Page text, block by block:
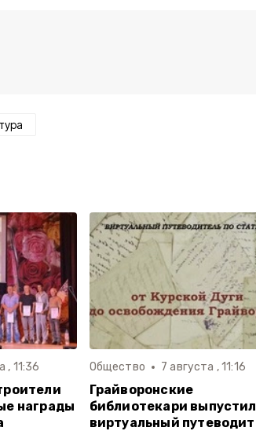
, 11:36
награды
Общество 7 августа , 11:16
Грайворонские
библиотекари
виртуальный